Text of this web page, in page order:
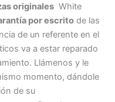
originales White
por escrito de las
de un referente en el
va a estar reparado
Llámenos y le
momento, dándole
de su